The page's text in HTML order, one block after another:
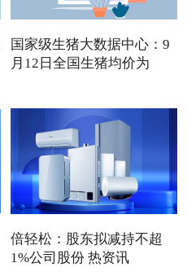
国家级生猪大数据中心：9
月12日全国生猪均价为
倍轻松：股东拟减持不超
1%公司股份 热资讯